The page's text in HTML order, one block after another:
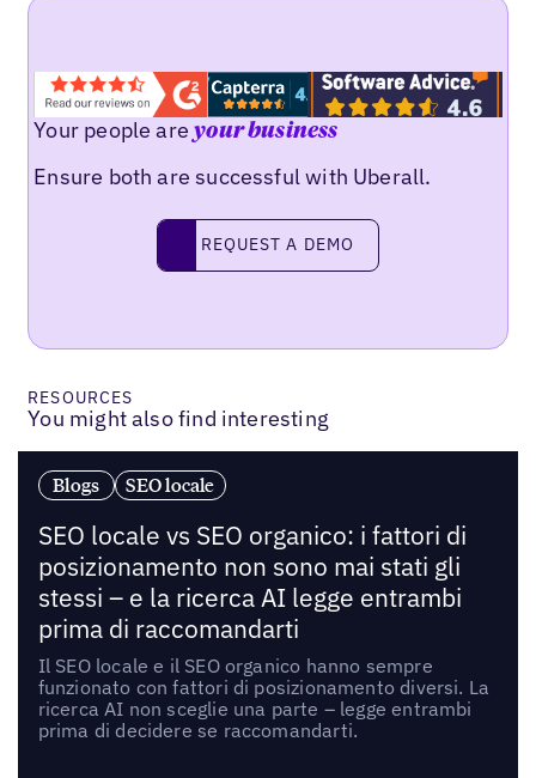
Your people areyour business
Ensure both are successful with Uberall.
Request a demo
REQUEST A DEMO
RESOURCES
You might also find interesting
Blogs SEO locale
SEO locale vs SEO organico: i fattori di
posizionamento non sono mai stati gli
stessi – e la ricerca AI legge entrambi
prima di raccomandarti
Il SEO locale e il SEO organico hanno sempre
funzionato con fattori di posizionamento diversi. La
ricerca AI non sceglie una parte – legge entrambi
prima di decidere se raccomandarti.